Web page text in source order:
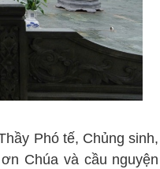
Phó tế, Chủng sinh,
Chúa và cầu nguyện